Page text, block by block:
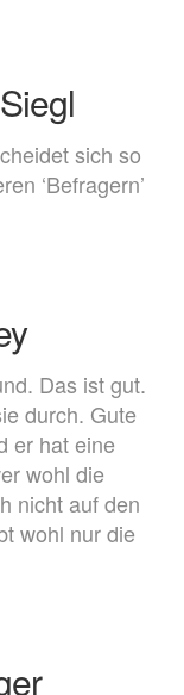
sich so
‘Befragern’
Das ist gut.
durch. Gute
er hat eine
wohl die
nicht auf den
wohl nur die